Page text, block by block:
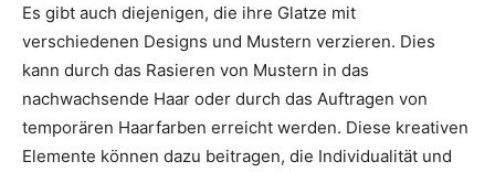
Es gibt auch diejenigen, die ihre Glatze mit
verschiedenen Designs und Mustern verzieren. Dies
kann durch das Rasieren von Mustern in das
nachwachsende Haar oder durch das Auftragen von
temporären Haarfarben erreicht werden. Diese kreativen
Elemente können dazu beitragen, die Individualität und